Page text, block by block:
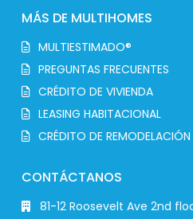
MÁS DE MULTIHOMES
MULTIESTIMADO®
PREGUNTAS FRECUENTES
CRÉDITO DE VIVIENDA
LEASING HABITACIONAL
CRÉDITO DE REMODELACIÓN
CONTÁCTANOS
81-12 Roosevelt Ave 2nd